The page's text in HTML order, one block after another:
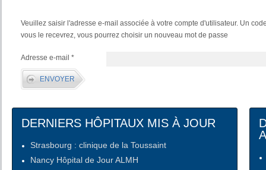
Veuillez saisir l'adresse e-mail associée à votre compte d'utilisateur. Un
vous le recevrez, vous pourrez choisir un nouveau mot de passe
Adresse e-mail *
ENVOYER
DERNIERS HÔPITAUX MIS À JOUR
Strasbourg : clinique de la Toussaint
Nancy Hôpital de Jour ALMH